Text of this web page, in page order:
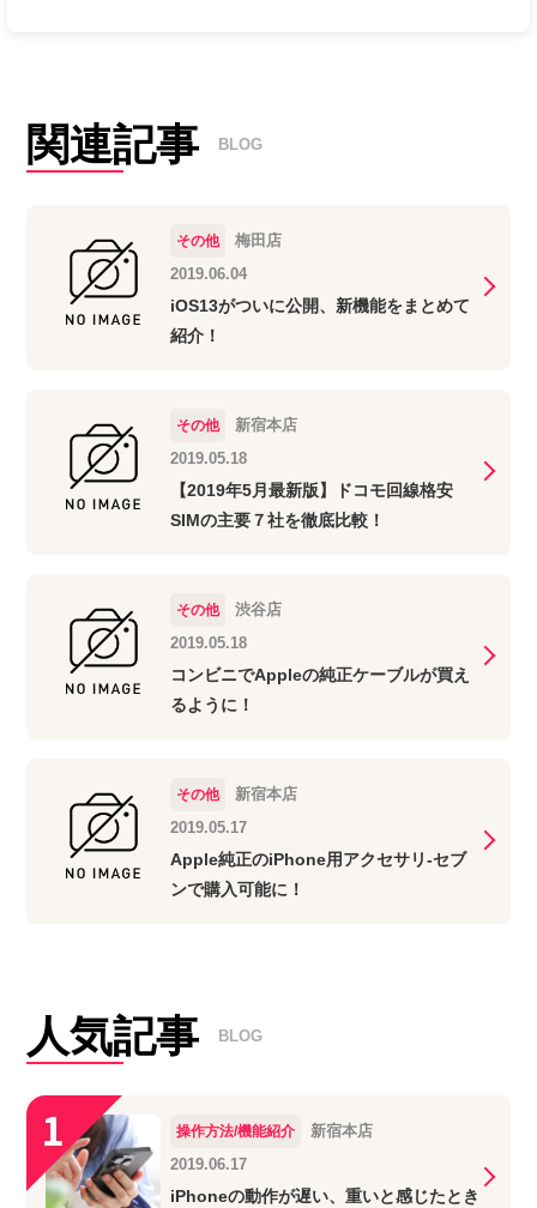
関連記事 BLOG
その他
梅田店
2019.06.04
iOS13がついに公開、新機能をまとめて
紹介！
その他
新宿本店
2019.05.18
【2019年5月最新版】ドコモ回線格安
SIMの主要７社を徹底比較！
その他
渋谷店
2019.05.18
コンビニでAppleの純正ケーブルが買え
るように！
その他
新宿本店
2019.05.17
Apple純正のiPhone用アクセサリ-セブ
ンで購入可能に！
人気記事 BLOG
操作方法/機能紹介
新宿本店
2019.06.17
iPhoneの動作が遅い、重いと感じたとき